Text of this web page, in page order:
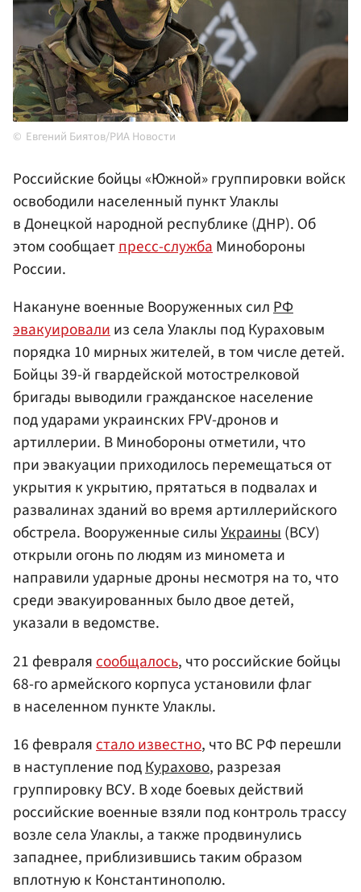
Евгений Биятов/РИА Новости
Российские бойцы «Южной» группировки войск
освободили населенный пункт Улаклы
в Донецкой народной республике (ДНР). Об
этом сообщаетпресс-службаМинобороны
России.
Накануне военные Вооруженных силРФ
эвакуировалииз села Улаклы под Кураховым
порядка 10 мирных жителей, в том числе детей.
Бойцы 39-й гвардейской мотострелковой
бригады выводили гражданское население
под ударами украинских FPV-дронов и
артиллерии. В Минобороны отметили, что
при эвакуации приходилось перемещаться от
укрытия к укрытию, прятаться в подвалах и
развалинах зданий во время артиллерийского
обстрела. Вооруженные силыУкраины(ВСУ)
открыли огонь по людям из миномета и
направили ударные дроны несмотря на то, что
среди эвакуированных было двое детей,
указали в ведомстве.
21 февраля сообщалось, что российские бойцы
68-го армейского корпуса установили флаг
в населенном пункте Улаклы.
16 февралястало известно, что ВС РФ перешли
в наступление подКурахово, разрезая
группировку ВСУ. В ходе боевых действий
российские военные взяли под контроль трассу
возле села Улаклы, а также продвинулись
западнее, приблизившись таким образом
вплотную к Константинополю.